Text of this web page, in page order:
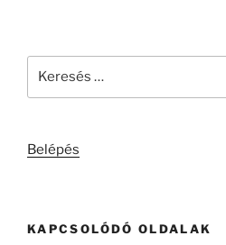
Belépés
KAPCSOLÓDÓ OLDALAK